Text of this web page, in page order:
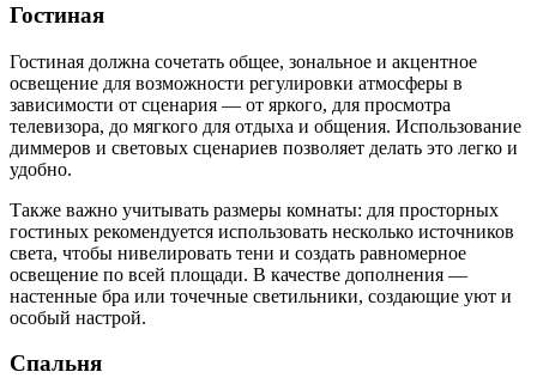
Гостиная
Гостиная должна сочетать общее, зональное и акцентное
освещение для возможности регулировки атмосферы в
зависимости от сценария — от яркого, для просмотра
телевизора, до мягкого для отдыха и общения. Использование
диммеров и световых сценариев позволяет делать это легко и
удобно.
Также важно учитывать размеры комнаты: для просторных
гостиных рекомендуется использовать несколько источников
света, чтобы нивелировать тени и создать равномерное
освещение по всей площади. В качестве дополнения —
настенные бра или точечные светильники, создающие уют и
особый настрой.
Спальня